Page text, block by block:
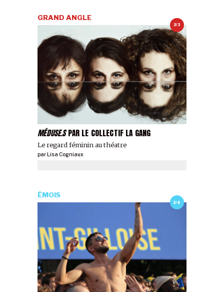
2/3
MÉDUSE.SPAR LE COLLECTIF LA GANG
Le regard féminin au théatre
GRAND ANGLE
par Lisa Cogniaux
2/4
ÉMOIS